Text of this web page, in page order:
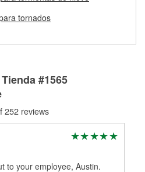
ayudarte a encontrar las
para tu reparación.
discos de freno
tornados
#1565
252 reviews
to your employee, Austin.